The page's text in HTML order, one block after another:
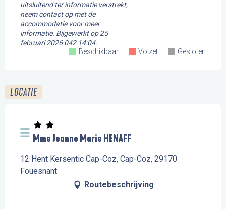
uitsluitend ter informatie verstrekt,
neem contact op met de
accommodatie voor meer
informatie. Bijgewerkt op25
februari 2026 042 14:04.
Beschikbaar
Volzet Gesloten
LOCATIE
Mme Jeanne Marie HENAFF
12 Hent Kersentic Cap-Coz, Cap-Coz, 29170
Fouesnant
Routebeschrijving